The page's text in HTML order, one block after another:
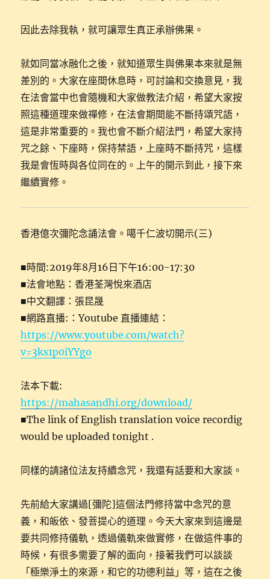
因此去除我執，就可讓眾生真正承辦佛果。
就如同當冰融化之後，就知道眾生與佛果本來就是無
差別的。大家在座間休息時，可討論和交換意見，我
在法會當中也會隨機和大家做教法介紹，希望大家按
照這種道理來做禪修，在法會期間能不斷持頌咒語，
這是非常重要的。我也會不斷介紹法門，希望大家持
咒之餘、下座時，保持禁語，上座時不斷持咒，這樣
我是會恆時與各位同在的。上午的開示到此，接下來
繼續實修。
香港億次彌陀念誦法會。噶千仁波切開示(三)
■時間:2019年8月16日下午16:00-17:30
■法會地點：香港荃灣悅來酒店
■中文翻譯：張昆晟
■網路直播:：Youtube 直播連結：
https://www.youtube.com/watch?
v=3ks1p0iYYgo
法本下載:
https://mahasandhi.org/download/
■The link of English translation voice recordig
would be uploaded tonight .
同樣的請諸位法友持續念咒，我還有話要和大家談。
先前給大家講過[彌陀]這個法門修持當中念咒的意
義，和皈依、發菩提心的道理。今天大家來到這邊是
要共同修持儀軌，透過儀軌來做實修，在做這件事的
時候，有很多需要了解的面向，接著我們可以談談
「極樂淨土的來源，和它的功德利益」等，這在之後